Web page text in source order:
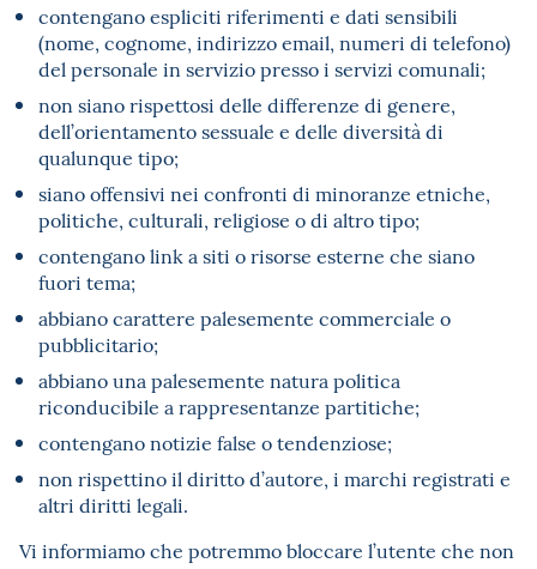
contengano espliciti riferimenti e dati sensibili
(nome, cognome, indirizzo email, numeri di telefono)
del personale in servizio presso i servizi comunali;
non siano rispettosi delle differenze di genere,
dell’orientamento sessuale e delle diversità di
qualunque tipo;
siano offensivi nei confronti di minoranze etniche,
politiche, culturali, religiose o di altro tipo;
contengano link a siti o risorse esterne che siano
fuori tema;
abbiano carattere palesemente commerciale o
pubblicitario;
abbiano una palesemente natura politica
riconducibile a rappresentanze partitiche;
contengano notizie false o tendenziose;
non rispettino il diritto d’autore, i marchi registrati e
altri diritti legali.
Vi informiamo che potremmo bloccare l’utente che non